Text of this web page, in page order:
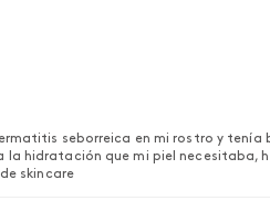
seborreica en mi rostro y tenía
hidratación que mi piel necesitaba,
skincare